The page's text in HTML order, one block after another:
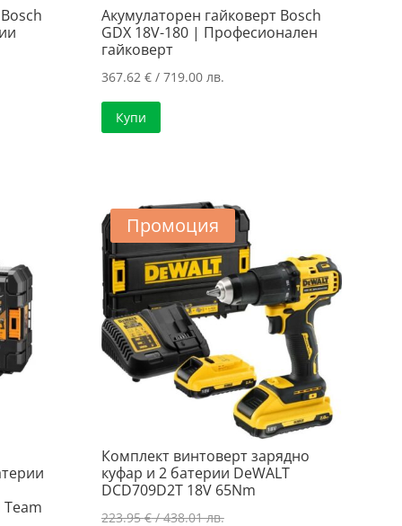
Акумулаторен гайковерт Bosch
GDX 18V-180 | Професионален
гайковерт
367.62 €/ 719.00 лв.
Купи
Team
Промоция
Комплект винтоверт зарядно
куфар и 2 батерии DeWALT
DCD709D2T 18V 65Nm
223.95€/ 438.01 лв.Original